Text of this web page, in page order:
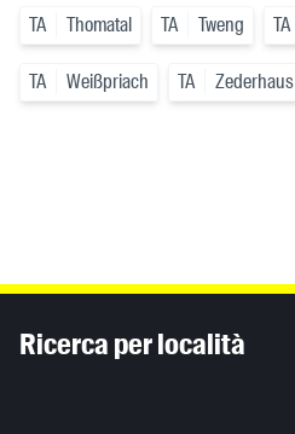
TA Thomatal TA Tweng TA
TA Weißpriach TA Zederhaus
Ricerca per località